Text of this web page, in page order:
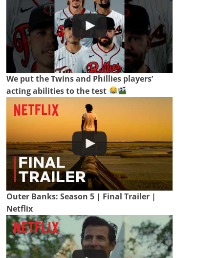
We put the Twins and Phillies players’
acting abilities to the test
Outer Banks: Season 5 | Final Trailer |
Netflix